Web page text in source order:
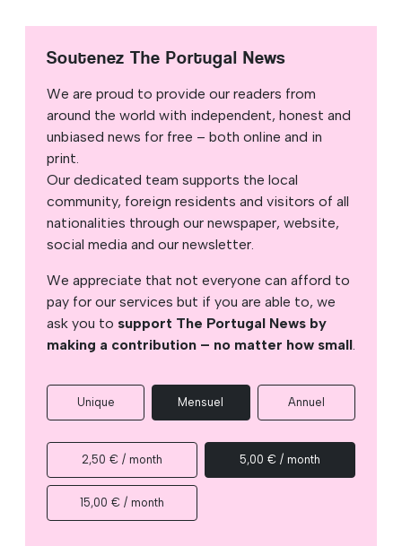
Soutenez The Portugal News
We are proud to provide our readers from
around the world with independent, honest and
unbiased news for free – both online and in
print.
Our dedicated team supports the local
community, foreign residents and visitors of all
nationalities through our newspaper, website,
social media and our newsletter.
We appreciate that not everyone can afford to
pay for our services but if you are able to, we
ask you to support The Portugal News by
making a contribution – no matter how small
Unique Mensuel Annuel
2,50 € / month 5,00 € / month
15,00 € / month